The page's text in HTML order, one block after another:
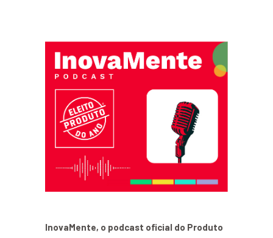
InovaMente, o podcast oficial do Produto